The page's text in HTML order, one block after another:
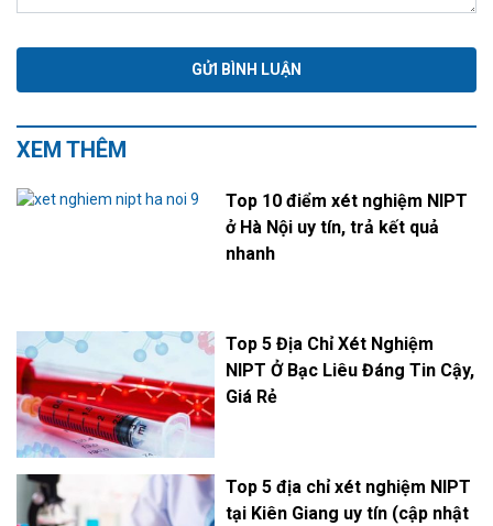
XEM THÊM
Top 10 điểm xét nghiệm NIPT
ở Hà Nội uy tín, trả kết quả
nhanh
Top 5 Địa Chỉ Xét Nghiệm
NIPT Ở Bạc Liêu Đáng Tin Cậy,
Giá Rẻ
Top 5 địa chỉ xét nghiệm NIPT
tại Kiên Giang uy tín (cập nhật